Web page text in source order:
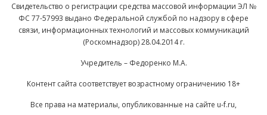
Свидетельство о регистрации средства массовой информации ЭЛ №
ФС 77-57993 выдано Федеральной службой по надзору в сфере
связи, информационных технологий и массовых коммуникаций
(Роскомнадзор) 28.04.2014 г.
Учредитель – Федоренко М.А.
Контент сайта соответствует возрастному ограничению 18+
Все права на материалы, опубликованные на сайте u-f.ru,